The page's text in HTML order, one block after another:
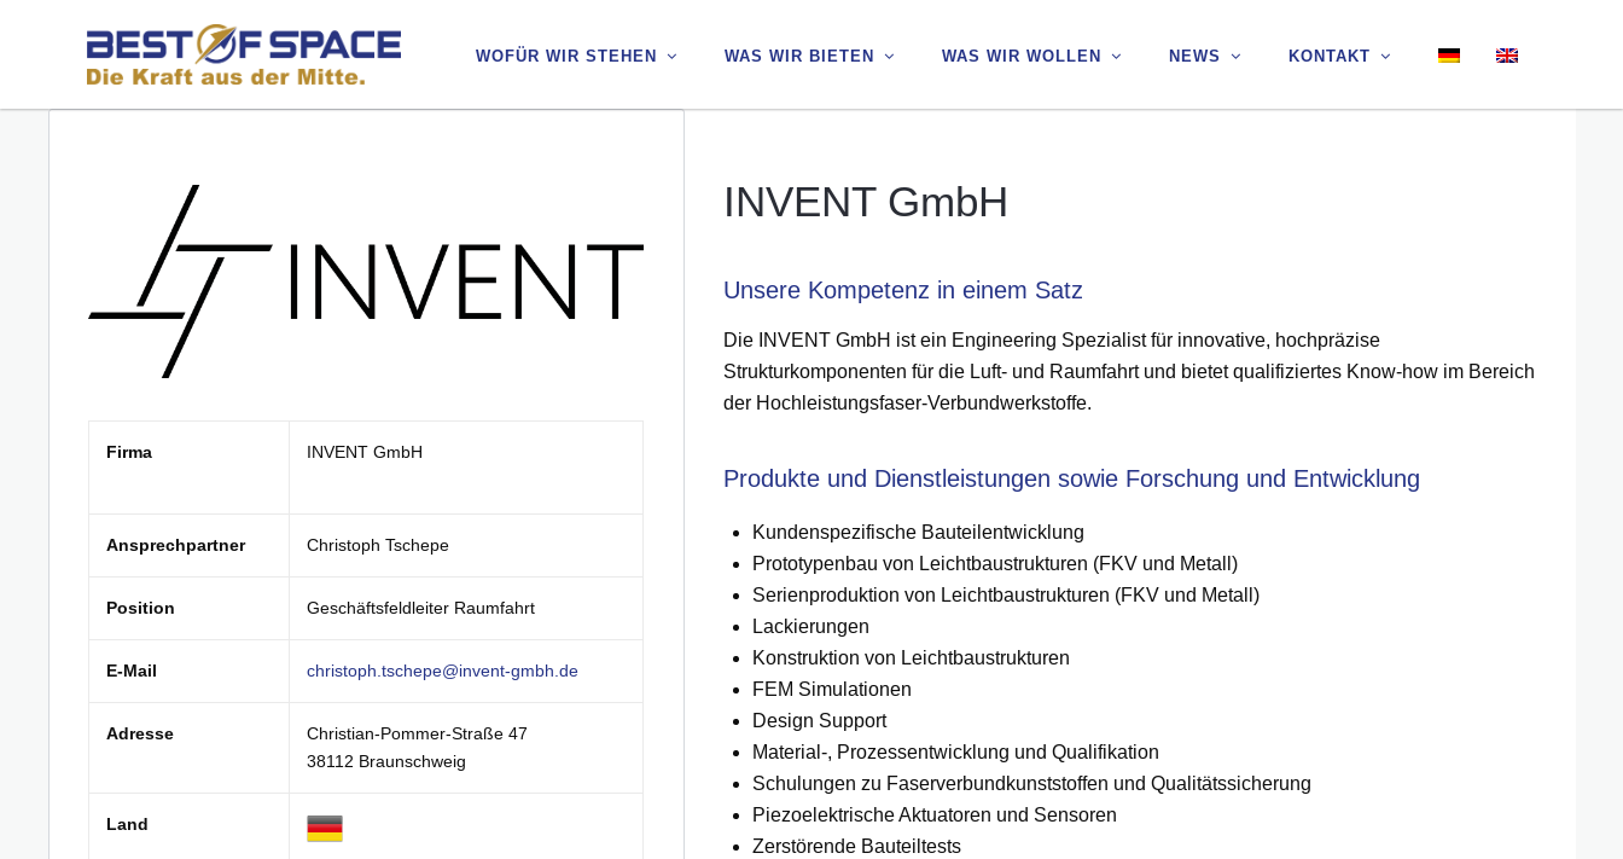
WOFÜR WIR STEHEN WAS WIR BIETEN WAS WIR WOLLEN NEWS KONTAKT
WOFÜR WIR STEHEN WAS WIR BIETEN WAS WIR WOLLEN NEWS KONTAKT
Firma INVENT GmbH
Ansprechpartner Christoph Tschepe
Position Geschäftsfeldleiter Raumfahrt
E-Mail christoph.tschepe@invent-gmbh.de
Adresse
Christian-Pommer-Straße 47
38112 Braunschweig
Land
INVENT GmbH
Unsere Kompetenz in einem Satz
Die INVENT GmbH ist ein Engineering Spezialist für innovative, hochpräzise
Strukturkomponenten für die Luft- und Raumfahrt und bietet qualifiziertes Know-how im Bereich
der Hochleistungsfaser-Verbundwerkstoffe.
Produkte und Dienstleistungen sowie Forschung und Entwicklung
Kundenspezifische Bauteilentwicklung
Prototypenbau von Leichtbaustrukturen (FKV und Metall)
Serienproduktion von Leichtbaustrukturen (FKV und Metall)
Lackierungen
Konstruktion von Leichtbaustrukturen
FEM Simulationen
Design Support
Material-, Prozessentwicklung und Qualifikation
Schulungen zu Faserverbundkunststoffen und Qualitätssicherung
Piezoelektrische Aktuatoren und Sensoren
Zerstörende Bauteiltests